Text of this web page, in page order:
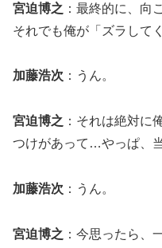
宮迫博之 ：最終的に、向
それでも俺が「ズラして
加藤浩次 ：うん。
宮迫博之 ：それは絶対に
つけがあって…やっぱ、
加藤浩次 ：うん。
宮迫博之 ：今思ったら、